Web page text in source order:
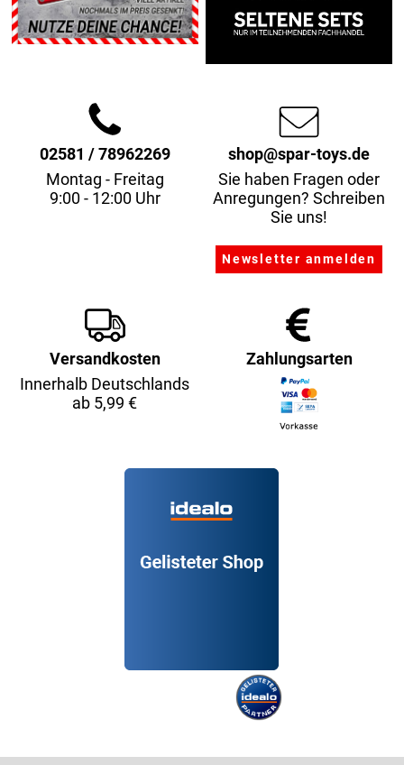
02581 / 78962269
Montag - Freitag
9:00 - 12:00 Uhr
shop@spar-toys.de
Sie haben Fragen oder
Anregungen? Schreiben
Sie uns!
Versandkosten
Innerhalb Deutschlands
ab 5,99 €
Zahlungsarten